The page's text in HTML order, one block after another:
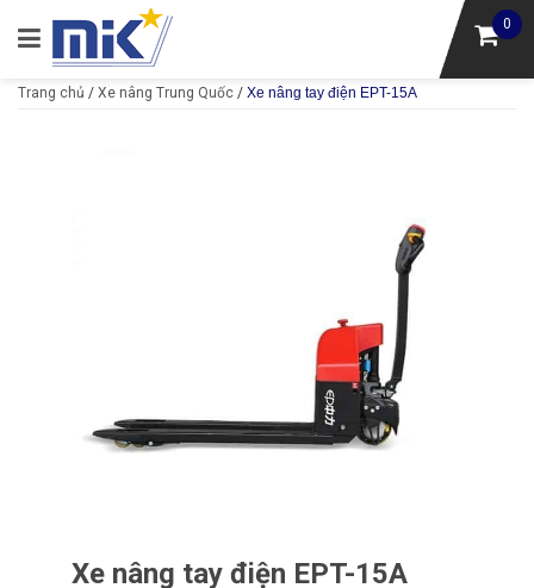
0
Trang chủ / Xe nâng Trung Quốc / Xe nâng tay điện EPT-15A
Xe nâng tay điện EPT-15A